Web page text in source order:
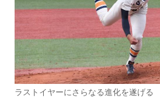
ラストイヤーにさらなる進化を遂げる